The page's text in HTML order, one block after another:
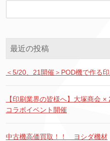
最近の投稿
＜5/20、21開催＞POD機で作る
【印刷業界の皆様へ】大塚商会
コラボイベント開催
中古機高価買取！！ ヨシダ機材